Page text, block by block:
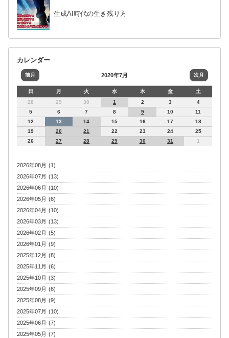
生成AI時代の生き残り方
カレンダー
前月 2020年7月 次月
日 月 火 水 木 金
土
28
29 30 1 2 3
4
5
6 7 8 9 10
11
12
13 14 15 16 17
18
19
20 21 22 23 24
25
26
27 28 29 30 31 1
2026年08月 (1)
2026年07月 (13)
2026年06月 (10)
2026年05月 (6)
2026年04月 (10)
2026年03月 (13)
2026年02月 (5)
2026年01月 (9)
2025年12月 (8)
2025年11月 (6)
2025年10月 (3)
2025年09月 (6)
2025年08月 (9)
2025年07月 (10)
2025年06月 (7)
2025年05月 (7)